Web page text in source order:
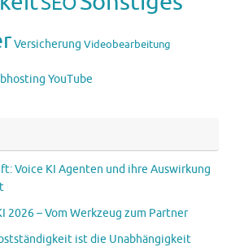
Versicherung Videobearbeitung
YouTube
Voice KI Agenten und ihre Auswirkung
2026 – Vom Werkzeug zum Partner
ist die Unabhängigkeit